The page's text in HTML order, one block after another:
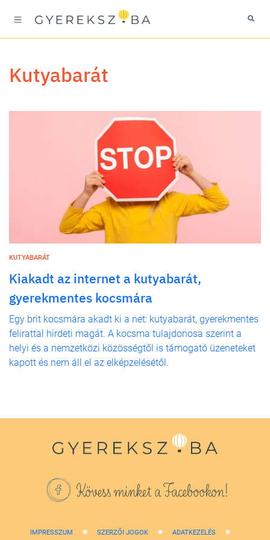
kutyabarát
KUTYABARÁT
Kiakadt az internet a kutyabarát,
gyerekmentes kocsmára
Egy brit kocsmára akadt ki a net: kutyabarát, gyerekmentes
felirattal hirdeti magát. A kocsma tulajdonosa szerint a
helyi és a nemzetközi közösségtől is támogató üzeneteket
kapott és nem áll el az elképzelésétől.
Kövess minket a Facebookon!
IMPRESSZUM SZERZŐI JOGOK ADATKEZELÉS